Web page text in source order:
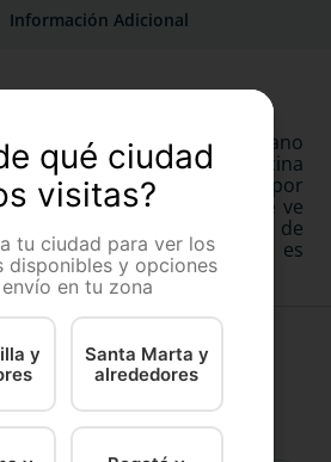
Información Adicional
es un agente antibacteriano
para medicina
rápidamente y casi por
de su administración, no se ve
la ingestión simultánea de
penetra los tejidos, es
bacterianos.s.
qué ciudad
visitas?
tu ciudad para ver los
disponibles y opciones
en tu zona
y
Santa Marta y
alrededores